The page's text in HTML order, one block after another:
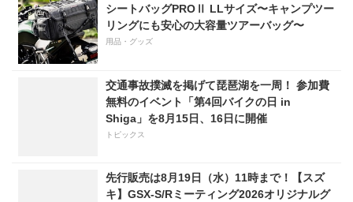
シートバッグPROⅡ LLサイズ〜キャンプツー
リングにも安心の大容量ツアーバッグ〜
用品・グッズ
交通事故撲滅を掲げて琵琶湖を一周！ 参加費
無料のイベント「第4回バイクの日 in
Shiga」を8月15日、16日に開催
トピックス
先行販売は8月19日（水）11時まで！【スズ
キ】GSX-S/Rミーティング2026オリジナルグ